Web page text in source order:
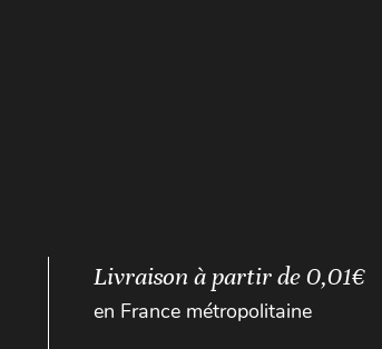
Livraison à partir de 0,01€
en France métropolitaine